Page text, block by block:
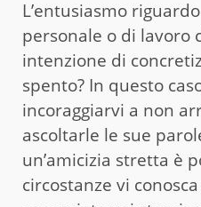
L’entusiasmo
personale o di lavoro
intenzione di
spento? In questo
incoraggiarvi a non
ascoltarle le sue
un’amicizia stretta è
circostanze vi